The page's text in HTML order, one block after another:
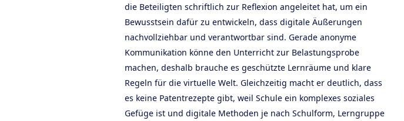
die Beteiligten schriftlich zur Reflexion angeleitet hat, um ein
Bewusstsein dafür zu entwickeln, dass digitale Äußerungen
nachvollziehbar und verantwortbar sind. Gerade anonyme
Kommunikation könne den Unterricht zur Belastungsprobe
machen, deshalb brauche es geschützte Lernräume und klare
Regeln für die virtuelle Welt. Gleichzeitig macht er deutlich, dass
es keine Patentrezepte gibt, weil Schule ein komplexes soziales
Gefüge ist und digitale Methoden je nach Schulform, Lerngruppe